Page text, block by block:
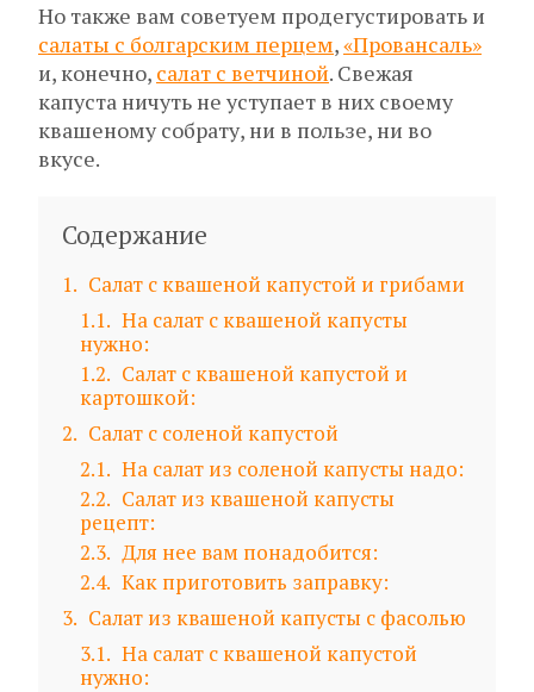
Но также вам советуем продегустировать и
салаты с болгарским перцем,«Провансаль»
и, конечно, салат с ветчиной. Свежая
капуста ничуть не уступает в них своему
квашеному собрату, ни в пользе, ни во
вкусе.
Содержание
1
Салат с квашеной капустой и грибами
1.1
На салат с квашеной капусты
нужно:
1.2
Салат с квашеной капустой и
картошкой:
2
Салат с соленой капустой
2.1
На салат из соленой капусты надо:
2.2
Салат из квашеной капусты
рецепт:
2.3 Для нее вам понадобится:
2.4 Как приготовить заправку:
3
Салат из квашеной капусты с фасолью
3.1
На салат с квашеной капустой
нужно: